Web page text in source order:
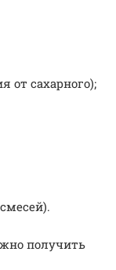
от сахарного);
получить